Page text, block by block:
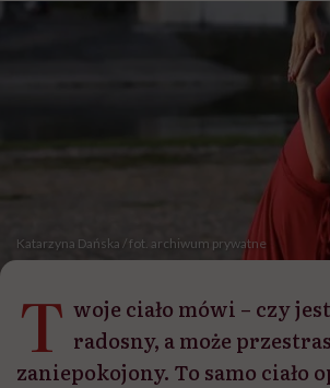
Katarzyna Dańska / fot. archiwum prywatne
T woje ciało mówi – czy
radosny, a może
zaniepokojony. To samo ciało